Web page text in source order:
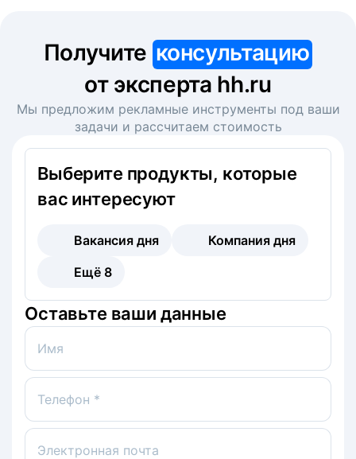
Получите консультацию
от эксперта hh.ru
Мы предложим рекламные инструменты под ваши
задачи и рассчитаем стоимость
Выберите продукты, которые
вас интересуют
Вакансия дня
Компания дня
Ещё 8
Оставьте ваши данные
Имя
Телефон *
Электронная почта